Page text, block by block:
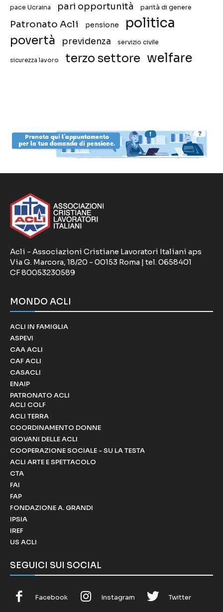
pace Ucraina pari opportunità parità di genere
Patronato Acli pensione politica
povertà previdenza servizio civile
sicurezza lavoro terzo settore welfare
Acli - Associazioni Cristiane Lavoratori Italiani aps
Via G. Marcora, 18/20 - 00153 Roma | tel. 0658401
CF 80053230589
MONDO ACLI
ACLI IN FAMIGLIA
ASPEVI
CAA ACLI
CAF ACLI
CASACLI
ENAIP
PATRONATO ACLI
ACLI COLF
ACLI TERRA
COORDINAMENTO DONNE
GIOVANI DELLE ACLI
COOPERAZIONE SOCIALE - SU LA TESTA
ACLI ARTE E SPETTACOLO
CTA
FAI
FAP
FONDAZIONE A. GRANDI
IPSIA
IREF
US ACLI
SEGUICI SUI SOCIAL
Facebook Instagram Twitter